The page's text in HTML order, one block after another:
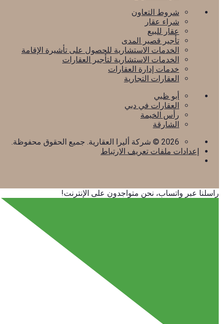
شروط التعاون
شراء عقار
عقار للبيع
تأجير قصير المدى
الخدمات الاستشارية للحصول على تأشيرة الإقامة
الخدمات الاستشارية لتأجير العقارات
خدمات إدارة العقارات
العقارات التجارية
أبو ظبي
العقارات في دبي
رأس الخيمة
الشارقة
2026 © شركة أليرا العقارية. جميع الحقوق محفوظة.
إعدادات ملفات تعريف الارتباط
راسلنا عبر واتساب، نحن متواجدون على الإنترنت!